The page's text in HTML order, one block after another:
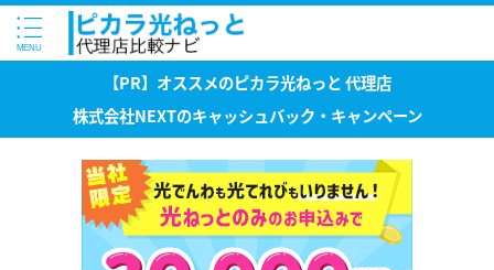
【PR】オススメのピカラ光ねっと 代理店
株式会社NEXTのキャッシュバック・キャンペーン